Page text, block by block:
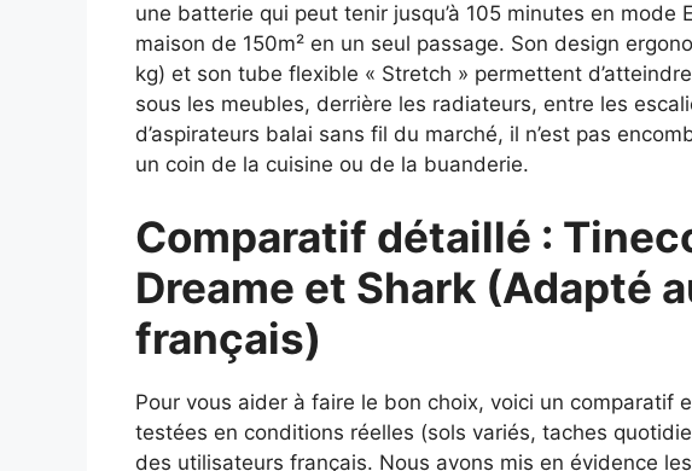
une batterie qui peut tenir jusqu’à 105 minutes en
maison de 150m² en un seul passage. Son design
kg) et son tube flexible « Stretch » permettent
sous les meubles, derrière les radiateurs, entre les
d’aspirateurs balai sans fil du marché, il n’est pas
un coin de la cuisine ou de la buanderie.
Comparatif détaillé :
Dreame et Shark (Adapté
français)
Pour vous aider à faire le bon choix, voici un comparatif
testées en conditions réelles (sols variés, taches
des utilisateurs français. Nous avons mis en évidence